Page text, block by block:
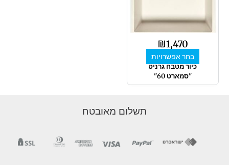
₪1,470
בחר אפשרויות
ניתן
את
האפשרויות
בעמוד
המוצר
כיור מטבח גרניט
"סמארט 60"
תשלום מאובטח